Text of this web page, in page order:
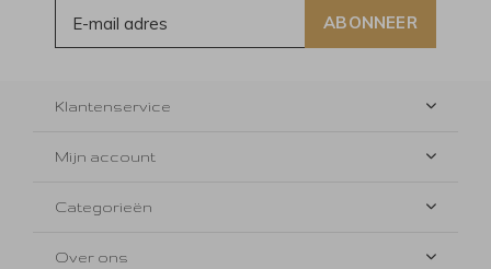
ABONNEER
Klantenservice
Mijn account
Categorieën
Over ons